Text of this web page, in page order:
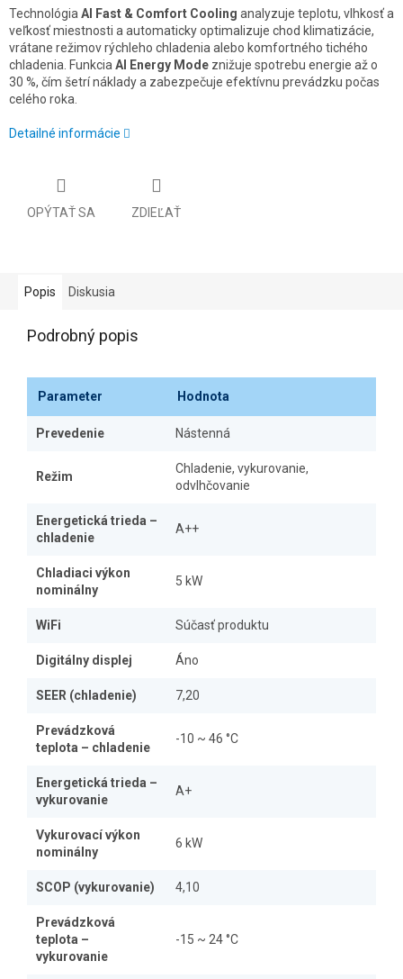
TechnológiaAI Fast & Comfort Cooling analyzuje teplotu, vlhkosť a
veľkosť miestnosti a automaticky optimalizuje chod klimatizácie,
vrátane režimov rýchleho chladenia alebo komfortného tichého
chladenia. FunkciaAI Energy Mode znižuje spotrebu energie až o
30 %, čím šetrí náklady a zabezpečuje efektívnu prevádzku počas
celého roka.
Detailné informácie
OPÝTAŤ SA ZDIEĽAŤ
Popis Diskusia
Podrobný popis
Parameter Hodnota
Prevedenie Nástenná
Režim
Chladenie, vykurovanie,
odvlhčovanie
Energetická trieda –
chladenie
A++
Chladiaci výkon
nominálny
5 kW
WiFi Súčasť produktu
Digitálny displej Áno
SEER (chladenie) 7,20
Prevádzková
teplota – chladenie
-10 ~ 46 °C
Energetická trieda –
vykurovanie
A+
Vykurovací výkon
nominálny
6 kW
SCOP (vykurovanie) 4,10
Prevádzková
teplota –
vykurovanie
-15 ~ 24 °C